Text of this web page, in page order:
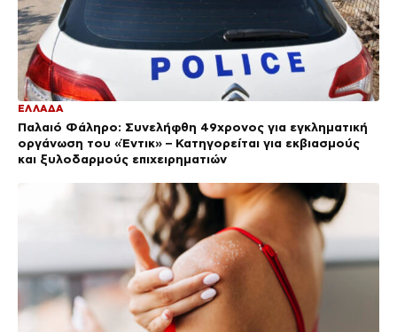
ΕΛΛΑΔΑ
Παλαιό Φάληρο: Συνελήφθη 49χρονος για εγκληματική
οργάνωση του «Έντικ» – Κατηγορείται για εκβιασμούς
και ξυλοδαρμούς επιχειρηματιών